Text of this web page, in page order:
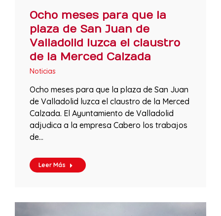
Ocho meses para que la
plaza de San Juan de
Valladolid luzca el claustro
de la Merced Calzada
Noticias
Ocho meses para que la plaza de San Juan
de Valladolid luzca el claustro de la Merced
Calzada. El Ayuntamiento de Valladolid
adjudica a la empresa Cabero los trabajos
de…
Leer Más